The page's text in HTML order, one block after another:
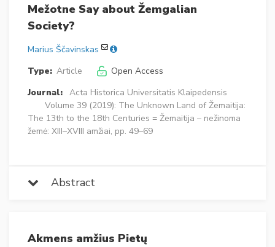
Mežotne Say about Žemgalian
Society?
Marius Ščavinskas
Type: Article
Open Access
Journal: Acta Historica Universitatis Klaipedensis
Volume 39 (2019): The Unknown Land of Žemaitija:
The 13th to the 18th Centuries = Žemaitija – nežinoma
žemė: XIII–XVIII amžiai, pp. 49–69
Abstract
Akmens amžius Pietų